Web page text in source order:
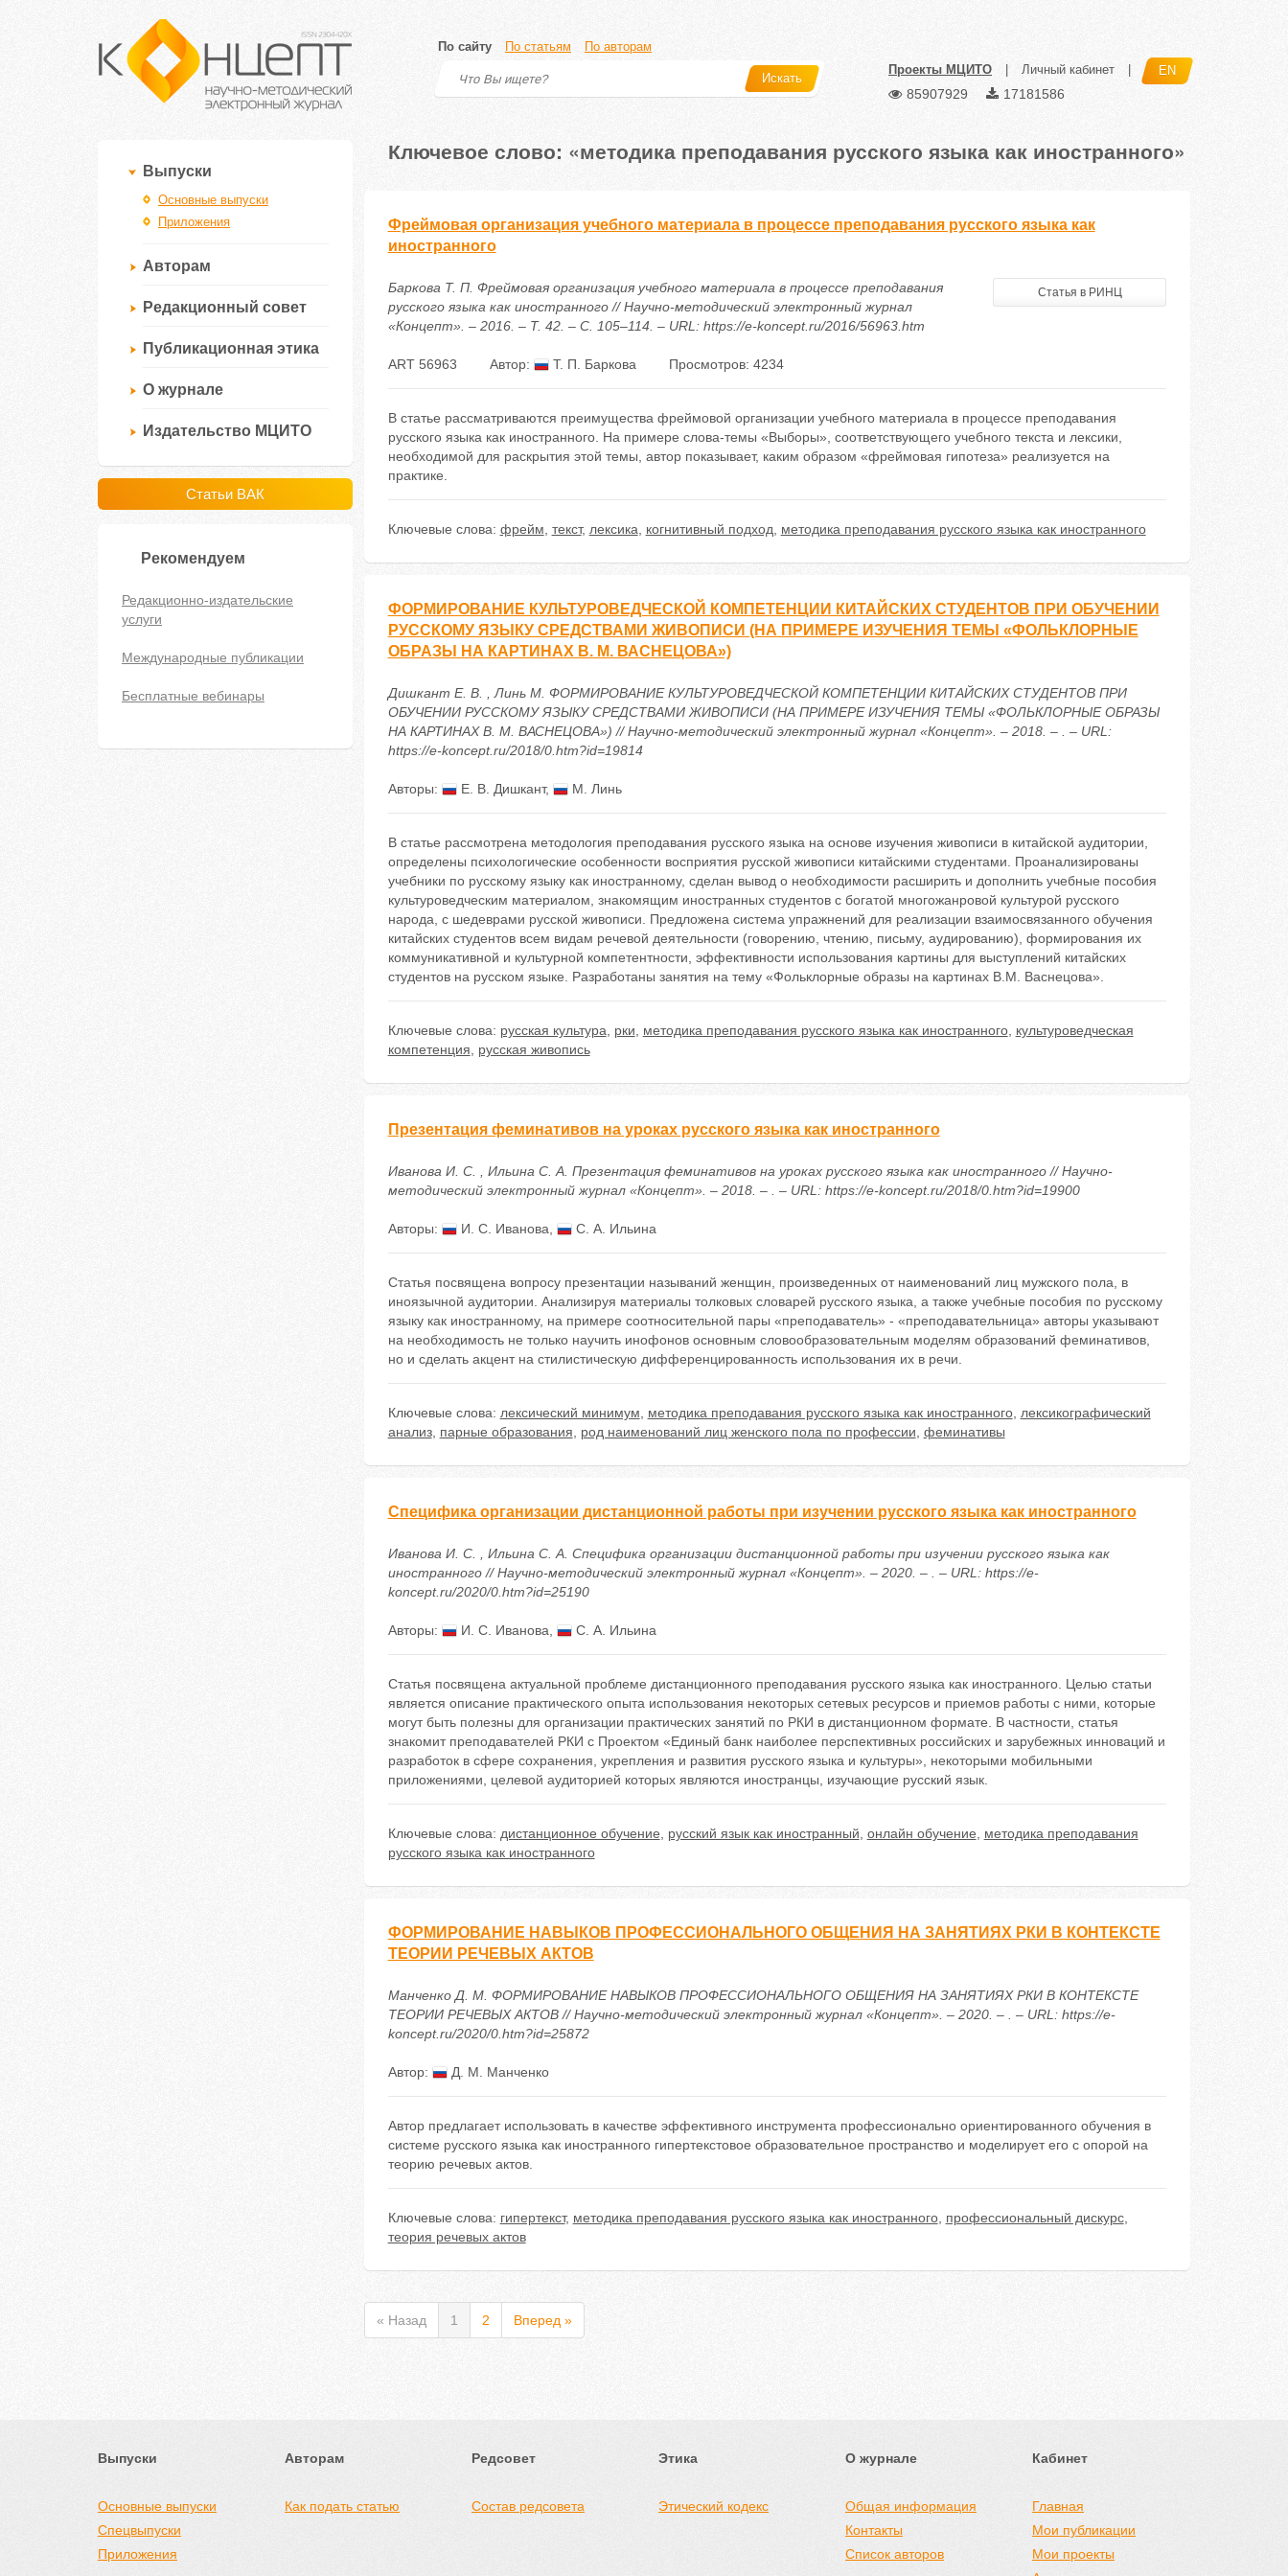
По сайту По статьям По авторам
Искать
Проекты МЦИТО Личный кабинет EN
85907929 17181586
Выпуски
Основные выпуски
Приложения
Авторам
Редакционный совет
Публикационная этика
О журнале
Издательство МЦИТО
Статьи ВАК
Рекомендуем
Редакционно-издательские
услуги
Международные публикации
Бесплатные вебинары
Ключевое слово: «методика преподавания русского языка как иностранного»
Фреймовая организация учебного материала в процессе преподавания русского языка как
иностранного
Баркова Т. П. Фреймовая организация учебного материала в процессе преподавания
русского языка как иностранного // Научно-методический электронный журнал
«Концепт». – 2016. – Т. 42. – С. 105–114. – URL: https://e-koncept.ru/2016/56963.htm
Статья в РИНЦ
ART 56963 Автор: Т. П. Баркова Просмотров: 4234
В статье рассматриваются преимущества фреймовой организации учебного материала в процессе преподавания
русского языка как иностранного. На примере слова-темы «Выборы», соответствующего учебного текста и лексики,
необходимой для раскрытия этой темы, автор показывает, каким образом «фреймовая гипотеза» реализуется на
практике.
Ключевые слова: фрейм текст, лексика когнитивный подход методика преподавания русского языка как иностранного
ФОРМИРОВАНИЕ КУЛЬТУРОВЕДЧЕСКОЙ КОМПЕТЕНЦИИ КИТАЙСКИХ СТУДЕНТОВ ПРИ ОБУЧЕНИИ
РУССКОМУ ЯЗЫКУ СРЕДСТВАМИ ЖИВОПИСИ (НА ПРИМЕРЕ ИЗУЧЕНИЯ ТЕМЫ «ФОЛЬКЛОРНЫЕ
ОБРАЗЫ НА КАРТИНАХ В. М. ВАСНЕЦОВА»)
Дишкант Е. В. , Линь М. ФОРМИРОВАНИЕ КУЛЬТУРОВЕДЧЕСКОЙ КОМПЕТЕНЦИИ КИТАЙСКИХ СТУДЕНТОВ ПРИ
ОБУЧЕНИИ РУССКОМУ ЯЗЫКУ СРЕДСТВАМИ ЖИВОПИСИ (НА ПРИМЕРЕ ИЗУЧЕНИЯ ТЕМЫ «ФОЛЬКЛОРНЫЕ ОБРАЗЫ
НА КАРТИНАХ В. М. ВАСНЕЦОВА») // Научно-методический электронный журнал «Концепт». – 2018. – . – URL:
https://e-koncept.ru/2018/0.htm?id=19814
Авторы: Е. В. Дишкант, М. Линь
В статье рассмотрена методология преподавания русского языка на основе изучения живописи в китайской аудитории,
определены психологические особенности восприятия русской живописи китайскими студентами. Проанализированы
учебники по русскому языку как иностранному, сделан вывод о необходимости расширить и дополнить учебные пособия
культуроведческим материалом, знакомящим иностранных студентов с богатой многожанровой культурой русского
народа, с шедеврами русской живописи. Предложена система упражнений для реализации взаимосвязанного обучения
китайских студентов всем видам речевой деятельности (говорению, чтению, письму, аудированию), формирования их
коммуникативной и культурной компетентности, эффективности использования картины для выступлений китайских
студентов на русском языке. Разработаны занятия на тему «Фольклорные образы на картинах В.М. Васнецова».
Ключевые слова: русская культура рки методика преподавания русского языка как иностранного, культуроведческая
компетенция
русская живопись
Презентация феминативов на уроках русского языка как иностранного
Иванова И. С. , Ильина С. А. Презентация феминативов на уроках русского языка как иностранного // Научно-
методический электронный журнал «Концепт». – 2018. – . – URL: https://e-koncept.ru/2018/0.htm?id=19900
Авторы: И. С. Иванова С. А. Ильина
Статья посвящена вопросу презентации называний женщин, произведенных от наименований лиц мужского пола, в
иноязычной аудитории. Анализируя материалы толковых словарей русского языка, а также учебные пособия по русскому
языку как иностранному, на примере соотносительной пары «преподаватель» - «преподавательница» авторы указывают
на необходимость не только научить инофонов основным словообразовательным моделям образований феминативов,
но и сделать акцент на стилистическую дифференцированность использования их в речи.
Ключевые слова: лексический минимум методика преподавания русского языка как иностранного, лексикографический
анализ, парные образования род наименований лиц женского пола по профессии феминативы
Специфика организации дистанционной работы при изучении русского языка как иностранного
Иванова И. С. , Ильина С. А. Специфика организации дистанционной работы при изучении русского языка как
иностранного // Научно-методический электронный журнал «Концепт». – 2020. – . – URL: https://e-
koncept.ru/2020/0.htm?id=25190
Авторы: И. С. Иванова С. А. Ильина
Статья посвящена актуальной проблеме дистанционного преподавания русского языка как иностранного. Целью статьи
является описание практического опыта использования некоторых сетевых ресурсов и приемов работы с ними, которые
могут быть полезны для организации практических занятий по РКИ в дистанционном формате. В частности, статья
знакомит преподавателей РКИ с Проектом «Единый банк наиболее перспективных российских и зарубежных инноваций и
разработок в сфере сохранения, укрепления и развития русского языка и культуры», некоторыми мобильными
приложениями, целевой аудиторией которых являются иностранцы, изучающие русский язык.
Ключевые слова: дистанционное обучение русский язык как иностранный онлайн обучение
методика преподавания
русского языка как иностранного
ФОРМИРОВАНИЕ НАВЫКОВ ПРОФЕССИОНАЛЬНОГО ОБЩЕНИЯ НА ЗАНЯТИЯХ РКИ В КОНТЕКСТЕ
ТЕОРИИ РЕЧЕВЫХ АКТОВ
Манченко Д. М. ФОРМИРОВАНИЕ НАВЫКОВ ПРОФЕССИОНАЛЬНОГО ОБЩЕНИЯ НА ЗАНЯТИЯХ РКИ В КОНТЕКСТЕ
ТЕОРИИ РЕЧЕВЫХ АКТОВ // Научно-методический электронный журнал «Концепт». – 2020. – . – URL: https://e-
koncept.ru/2020/0.htm?id=25872
Автор: Д. М. Манченко
Автор предлагает использовать в качестве эффективного инструмента профессионально ориентированного обучения в
системе русского языка как иностранного гипертекстовое образовательное пространство и моделирует его с опорой на
теорию речевых актов.
Ключевые слова: гипертекст, методика преподавания русского языка как иностранного, профессиональный дискурс,
теория речевых актов
« Назад 1 2 Вперед »
Выпуски
Основные выпуски
Спецвыпуски
Приложения
Авторам
Как подать статью
Редсовет
Состав редсовета
Этика
Этический кодекс
О журнале
Общая информация
Контакты
Список авторов
Кабинет
Главная
Мои публикации
Мои проекты